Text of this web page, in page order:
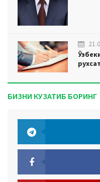
БИЗНИ КУЗАТИБ БОРИНГ